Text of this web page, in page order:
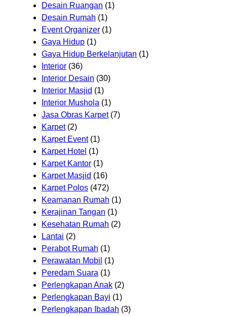
Desain Ruangan (1)
Desain Rumah (1)
Event Organizer (1)
Gaya Hidup (1)
Gaya Hidup Berkelanjutan (1)
Interior (36)
Interior Desain (30)
Interior Masjid (1)
Interior Mushola (1)
Jasa Obras Karpet(7)
Karpet(2)
Karpet Event(1)
Karpet Hotel (1)
Karpet Kantor (1)
Karpet Masjid (16)
Karpet Polos (472)
Keamanan Rumah (1)
Kerajinan Tangan (1)
Kesehatan Rumah (2)
Lantai (2)
Perabot Rumah (1)
Perawatan Mobil (1)
Peredam Suara (1)
Perlengkapan Anak (2)
Perlengkapan Bayi (1)
Perlengkapan Ibadah (3)